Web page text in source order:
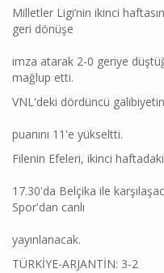
Milletler Ligi’nin ikinci
geri dönüşe
imza atarak 2-0 geriye
mağlup etti.
VNL'deki dördüncü
puanını 11'e yükseltti.
Filenin Efeleri, ikinci
17.30'da Belçika ile
Spor'dan canlı
yayınlanacak.
TÜRKİYE-ARJANTİN: 3-2